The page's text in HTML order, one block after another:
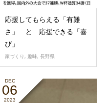
応援してもらえる「有難
さ」 と 応援できる「喜
び」
家づくり , 趣味, 長野県
DEC
06
2023